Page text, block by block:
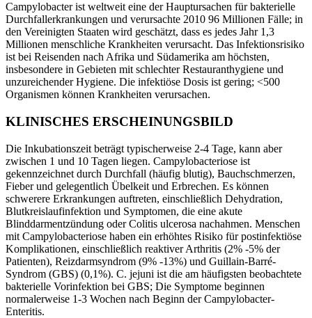
Campylobacter ist weltweit eine der Hauptursachen für bakterielle
Durchfallerkrankungen und verursachte 2010 96 Millionen Fälle; in
den Vereinigten Staaten wird geschätzt, dass es jedes Jahr 1,3
Millionen menschliche Krankheiten verursacht. Das Infektionsrisiko
ist bei Reisenden nach Afrika und Südamerika am höchsten,
insbesondere in Gebieten mit schlechter Restauranthygiene und
unzureichender Hygiene. Die infektiöse Dosis ist gering; <500
Organismen können Krankheiten verursachen.
KLINISCHES ERSCHEINUNGSBILD
Die Inkubationszeit beträgt typischerweise 2-4 Tage, kann aber
zwischen 1 und 10 Tagen liegen. Campylobacteriose ist
gekennzeichnet durch Durchfall (häufig blutig), Bauchschmerzen,
Fieber und gelegentlich Übelkeit und Erbrechen. Es können
schwerere Erkrankungen auftreten, einschließlich Dehydration,
Blutkreislaufinfektion und Symptomen, die eine akute
Blinddarmentzündung oder Colitis ulcerosa nachahmen. Menschen
mit Campylobacteriose haben ein erhöhtes Risiko für postinfektiöse
Komplikationen, einschließlich reaktiver Arthritis (2% -5% der
Patienten), Reizdarmsyndrom (9% -13%) und Guillain-Barré-
Syndrom (GBS) (0,1%). C. jejuni ist die am häufigsten beobachtete
bakterielle Vorinfektion bei GBS; Die Symptome beginnen
normalerweise 1-3 Wochen nach Beginn der Campylobacter-
Enteritis.